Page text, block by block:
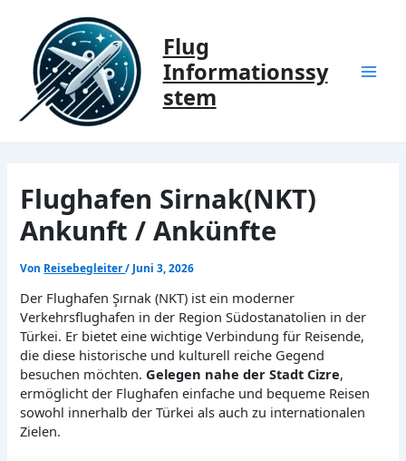
springen
Flug
Informationssy
stem
Flughafen Sirnak(NKT)
Ankunft / Ankünfte
Von Reisebegleiter/ Juni 3, 2026
Der Flughafen Şırnak (NKT) ist ein moderner
Verkehrsflughafen in der Region Südostanatolien in der
Türkei. Er bietet eine wichtige Verbindung für Reisende,
die diese historische und kulturell reiche Gegend
besuchen möchten.Gelegen nahe der Stadt Cizre,
ermöglicht der Flughafen einfache und bequeme Reisen
sowohl innerhalb der Türkei als auch zu internationalen
Zielen.